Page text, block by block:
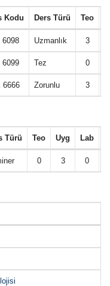
Kodu Ders Türü Teo
6098 Uzmanlık 3
6099 Tez 0
6666 Zorunlu 3
Türü Teo Uyg Lab
0 3 0